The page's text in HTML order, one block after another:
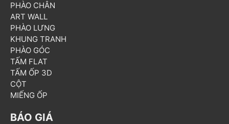
PHÀO CHÂN
ART WALL
PHÀO LƯNG
KHUNG TRANH
PHÀO GÓC
TẤM FLAT
TẤM ỐP 3D
CỘT
MIẾNG ỐP
BÁO GIÁ